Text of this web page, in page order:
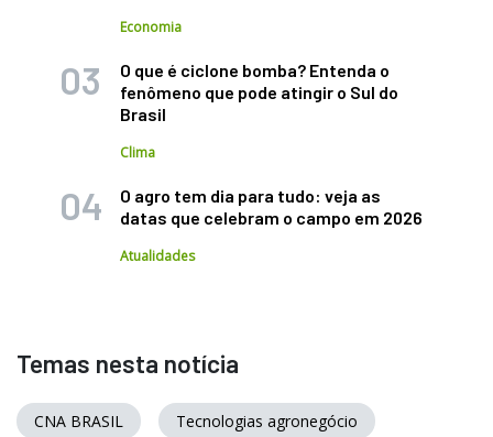
Economia
O que é ciclone bomba? Entenda o
fenômeno que pode atingir o Sul do
Brasil
Clima
O agro tem dia para tudo: veja as
datas que celebram o campo em 2026
Atualidades
Temas nesta notícia
CNA BRASIL Tecnologias agronegócio